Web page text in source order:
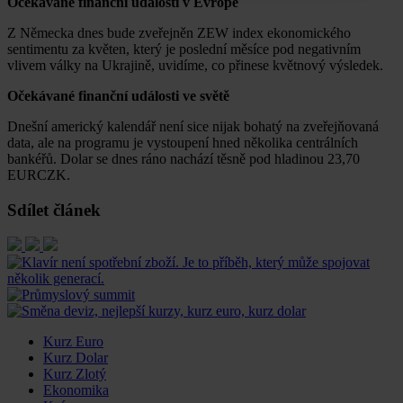
Z Německa dnes bude zveřejněn ZEW index ekonomického
sentimentu za květen, který je poslední měsíce pod negativním
vlivem války na Ukrajině, uvidíme, co přinese květnový výsledek.
Očekávané finanční události ve světě
Dnešní americký kalendář není sice nijak bohatý na zveřejňovaná
data, ale na programu je vystoupení hned několika centrálních
bankéřů. Dolar se dnes ráno nachází těsně pod hladinou 23,70
EURCZK.
Sdílet článek
Kurz Euro
Kurz Dolar
Kurz Zlotý
Ekonomika